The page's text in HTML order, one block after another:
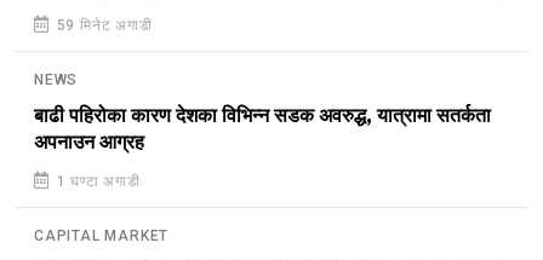
59 मिनेट अगाडी
NEWS
बाढी पहिरोका कारण देशका विभिन्न सडक अवरुद्ध, यात्रामा सतर्कता
अपनाउन आग्रह
1 घण्टा अगाडी
CAPITAL MARKET